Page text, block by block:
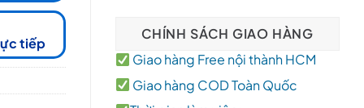
CHÍNH SÁCH GIAO HÀNG
Giao hàng Free nội thành HCM
Giao hàng COD Toàn Quốc
tiếp